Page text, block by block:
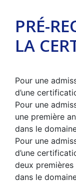
PRÉ-
LA
Pour une
d’une
Pour une
une première
dans le
Pour une
d’une
deux premières
dans le